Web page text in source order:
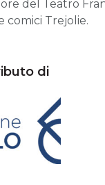
del Teatro
comici Trejolie.
di